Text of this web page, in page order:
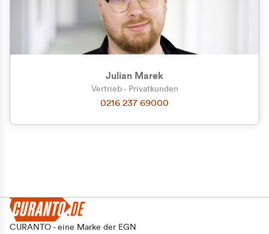
Geschäftskunde (exkl. MwSt.)
Julian Marek
Vertrieb - Privatkunden
0216 237 69000
CURANTO - eine Marke der EGN